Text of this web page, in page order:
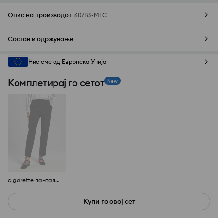
Опис на производот 607BS-MLC
Состав и одржување
Ние сме од Европска Унија
Комплетирај го сетот New
cigarette панталони
Купи го овој сет